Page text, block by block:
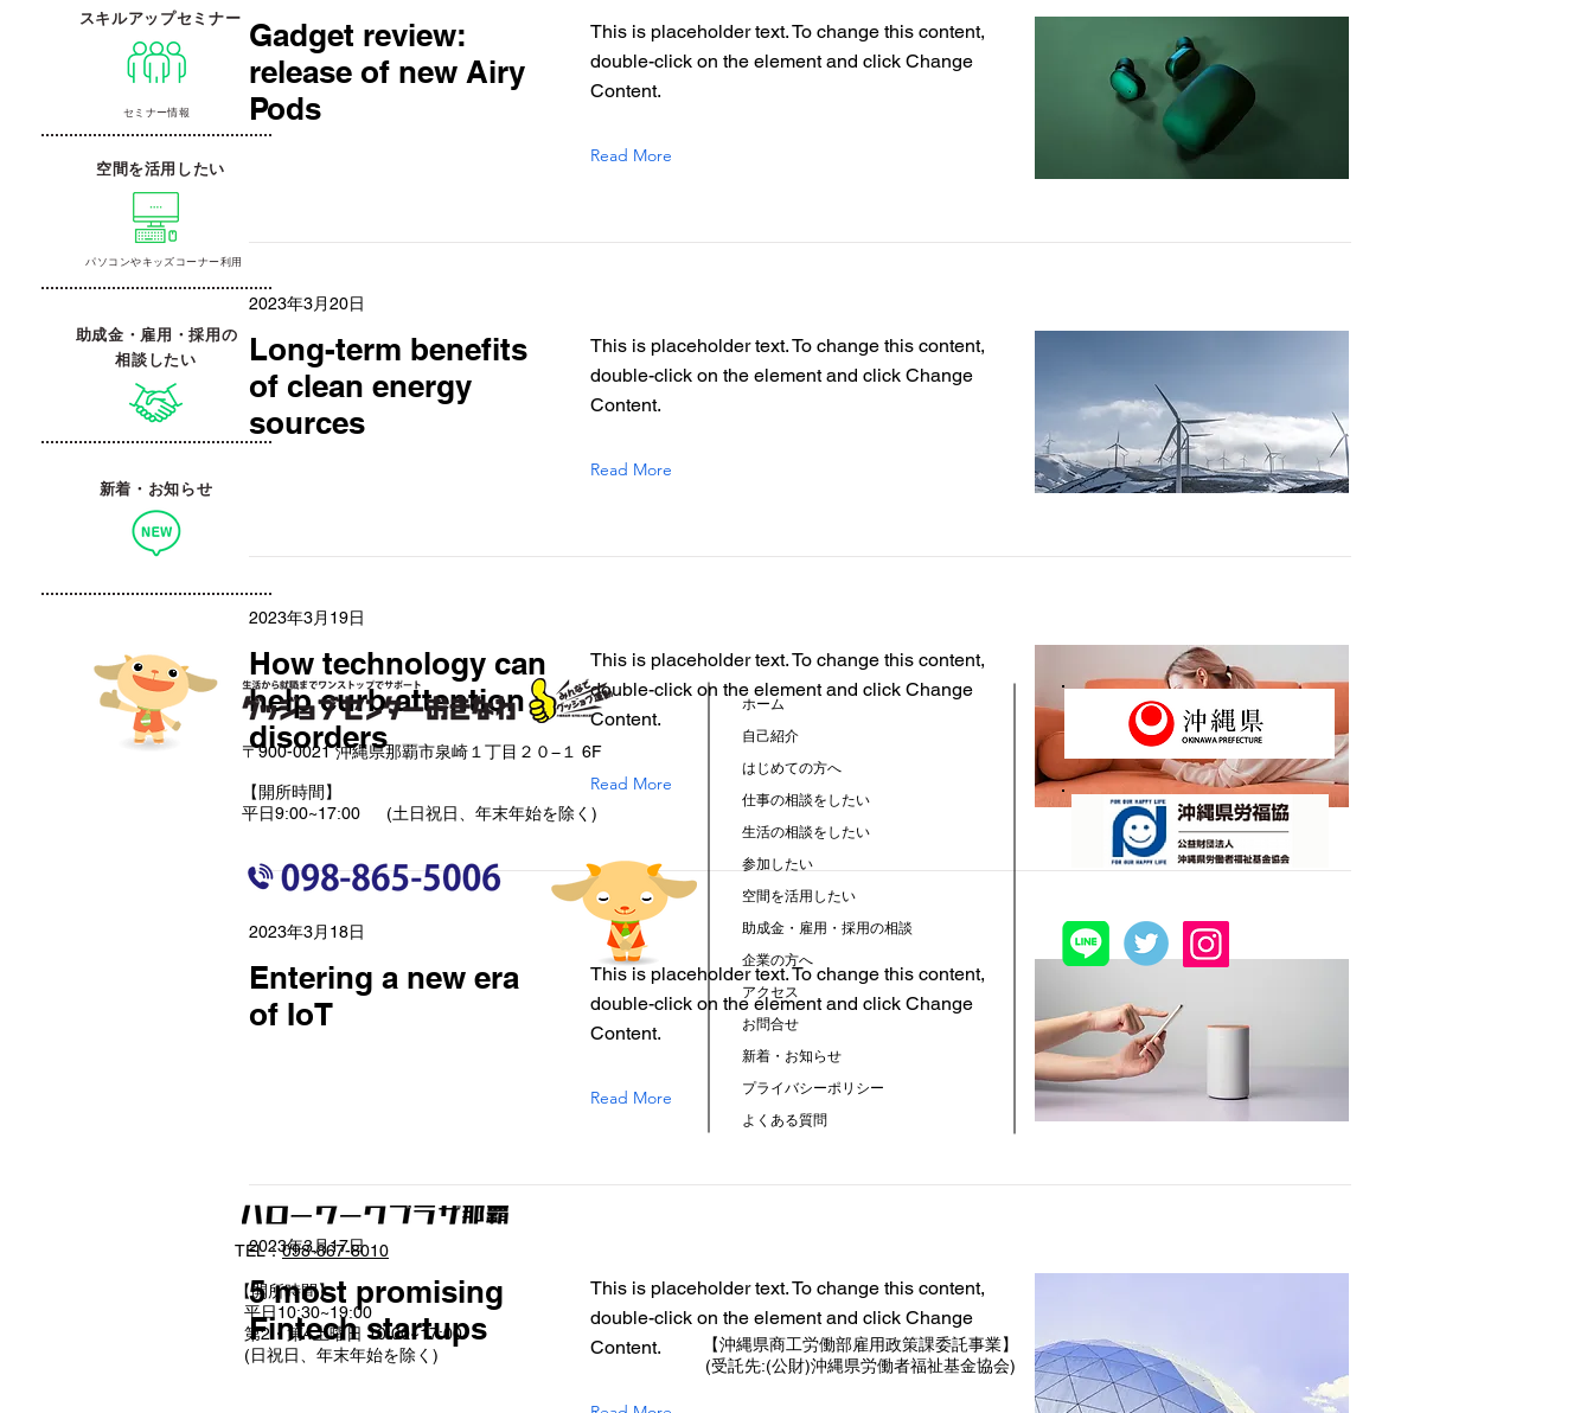
Gadget review:
release of new Airy
Pods
This is placeholder text. To change this content,
double-click on the element and click Change
Content.
Read More
2023年3月20日
Long-term benefits
of clean energy
sources
This is placeholder text. To change this content,
double-click on the element and click Change
Content.
Read More
2023年3月19日
How technology can
help curb attention
disorders
This is placeholder text. To change this content,
double-click on the element and click Change
Content.
Read More
2023年3月18日
Entering a new era
of IoT
This is placeholder text. To change this content,
double-click on the element and click Change
Content.
Read More
2023年3月17日
5 most promising
Fintech startups
This is placeholder text. To change this content,
double-click on the element and click Change
Content.
スキルアップセミナー
空間を活用したい
パソコンやキッズコーナー利用
相談したい
助成金・雇用・採用の
新着・お知らせ
セミナー情報
ホーム
自己紹介
はじめての方へ
仕事の相談をしたい
生活の相談をしたい
参加したい
空間を活用したい
助成金・雇用・採用の相談
企業の方へ
アクセス
お問合せ
新着・お知らせ
プライバシーポリシー
よくある質問
〒900-0021 沖縄県那覇市泉崎１丁目２０−１ 6F
【開所時間】
平日9:00~17:00 (土日祝日、年末年始を除く)
TEL：098-867-8010
【開所時間】
平日10:30~19:00
第2・第4土曜日 10:00~17:00
(日祝日、年末年始を除く)
【沖縄県商工労働部雇用政策課委託事業】
(受託先:(公財)沖縄県労働者福祉基金協会)